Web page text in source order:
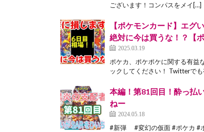
ございます！コンパスをメイ[…]
【ポケモンカード】エグ
絶対に今は買うな！？【ポ
2025.03.19
ポケカ、ポケポケに関する有益
ックしてください！ Twitterで
本編！第81回目！酔っ払
ねー
2024.05.18
#新弾 #変幻の仮面 #ポケカ #